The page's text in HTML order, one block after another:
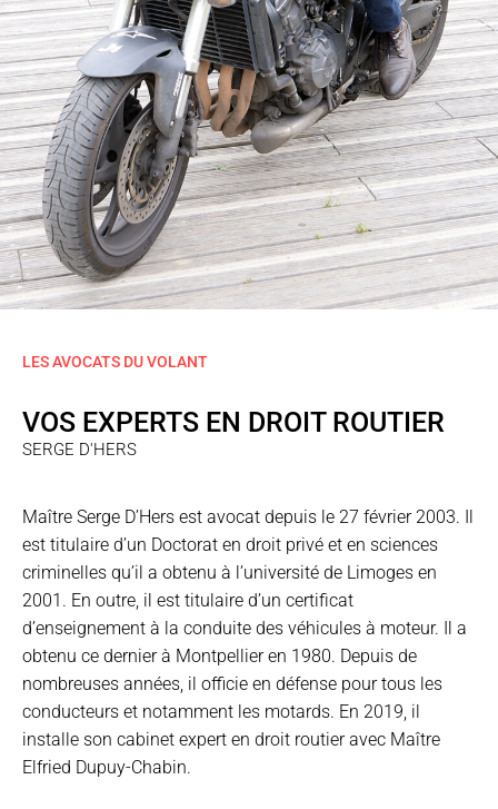
LES AVOCATS DU VOLANT
VOS EXPERTS EN DROIT ROUTIER
SERGE D'HERS
Maître Serge D’Hers est avocat depuis le 27 février 2003. Il
est titulaire d’un Doctorat en droit privé et en sciences
criminelles qu’il a obtenu à l’université de Limoges en
2001. En outre, il est titulaire d’un certificat
d’enseignement à la conduite des véhicules à moteur. Il a
obtenu ce dernier à Montpellier en 1980. Depuis de
nombreuses années, il officie en défense pour tous les
conducteurs et notamment les motards. En 2019, il
installe son cabinet expert en droit routier avec Maître
Elfried Dupuy-Chabin.